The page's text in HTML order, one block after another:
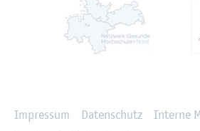
Im­pres­sum Da­ten­schutz
In­ter­ne